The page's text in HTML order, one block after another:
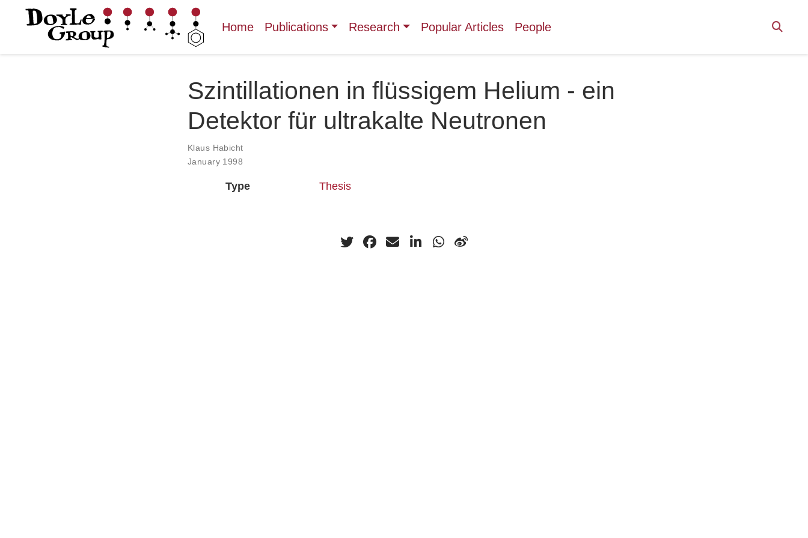
Home Publications Research Popular Articles People
Szintillationen in flüssigem Helium - ein
Detektor für ultrakalte Neutronen
Klaus Habicht
January 1998
Type Thesis